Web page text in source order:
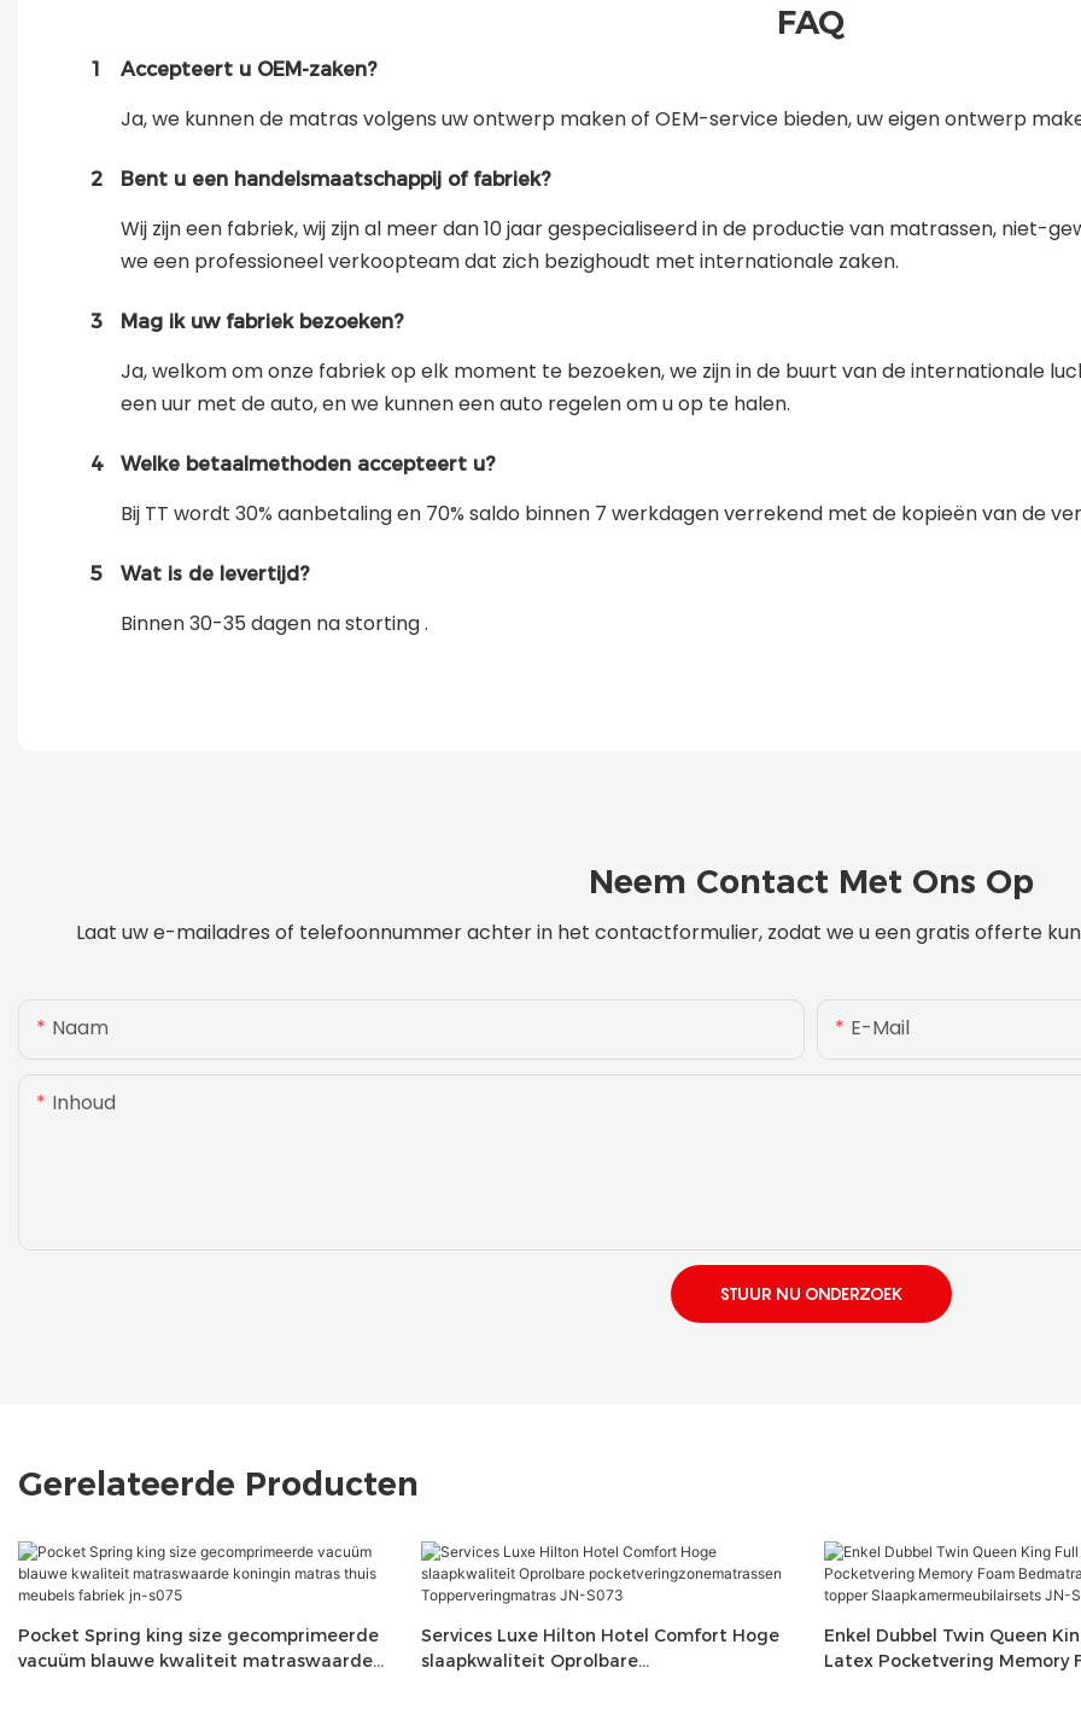
FAQ
1 Accepteert u OEM-zaken?
Ja, we kunnen de matras volgens uw ontwerp maken of OEM-service bieden, uw eigen ontwerp
2 Bent u een handelsmaatschappij of fabriek?
Wij zijn een fabriek, wij zijn al meer dan 10 jaar gespecialiseerd in de productie van matrassen, niet-
we een professioneel verkoopteam dat zich bezighoudt met internationale zaken.
3 Mag ik uw fabriek bezoeken?
Ja, welkom om onze fabriek op elk moment te bezoeken, we zijn in de buurt van de internationale
een uur met de auto, en we kunnen een auto regelen om u op te halen.
4 Welke betaalmethoden accepteert u?
Bij TT wordt 30% aanbetaling en 70% saldo binnen 7 werkdagen verrekend met de kopieën van de
5 Wat is de levertijd?
Binnen 30-35 dagen na storting .
Neem Contact Met Ons Op
Laat uw e-mailadres of telefoonnummer achter in het contactformulier, zodat we u een gratis offerte
Naam E-Mail
Inhoud
STUUR NU ONDERZOEK
Gerelateerde Producten
Pocket Spring king size gecomprimeerde
vacuüm blauwe kwaliteit matraswaarde
Services Luxe Hilton Hotel Comfort Hoge
slaapkwaliteit Oprolbare
Enkel Dubbel Twin Queen
Latex Pocketvering Memory